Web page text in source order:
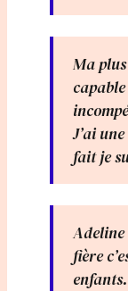
Ma
J’ai
fait je
fière
enfants.